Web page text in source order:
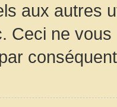
aux autres
Ceci ne